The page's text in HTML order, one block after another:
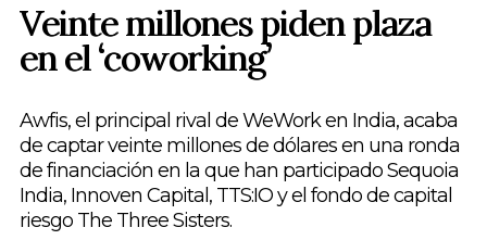
Veinte millones piden plaza
en el ‘coworking’
Awfis, el principal rival de WeWork en India, acaba
de captar veinte millones de dólares en una ronda
de financiación en la que han participado Sequoia
India, Innoven Capital, TTS:IO y el fondo de capital
riesgo The Three Sisters.